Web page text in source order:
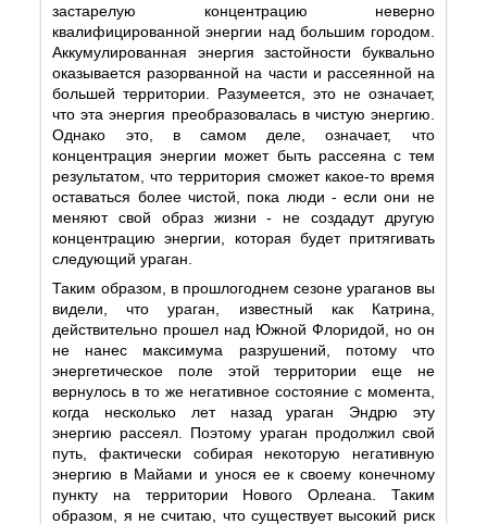
застарелую концентрацию неверно
квалифицированной энергии над большим городом.
Аккумулированная энергия застойности буквально
оказывается разорванной на части и рассеянной на
большей территории. Разумеется, это не означает,
что эта энергия преобразовалась в чистую энергию.
Однако это, в самом деле, означает, что
концентрация энергии может быть рассеяна с тем
результатом, что территория сможет какое-то время
оставаться более чистой, пока люди - если они не
меняют свой образ жизни - не создадут другую
концентрацию энергии, которая будет притягивать
следующий ураган.
Таким образом, в прошлогоднем сезоне ураганов вы
видели, что ураган, известный как Катрина,
действительно прошел над Южной Флоридой, но он
не нанес максимума разрушений, потому что
энергетическое поле этой территории еще не
вернулось в то же негативное состояние с момента,
когда несколько лет назад ураган Эндрю эту
энергию рассеял. Поэтому ураган продолжил свой
путь, фактически собирая некоторую негативную
энергию в Майами и унося ее к своему конечному
пункту на территории Нового Орлеана. Таким
образом, я не считаю, что существует высокий риск